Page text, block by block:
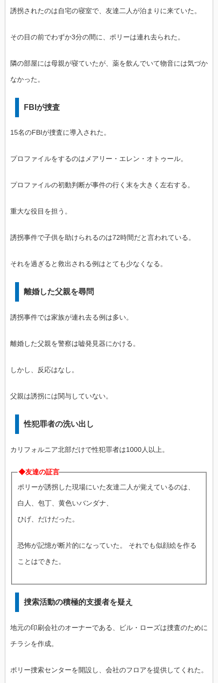
誘拐されたのは自宅の寝室で、友達二人が泊まりに来ていた。
その目の前でわずか3分の間に、ポリーは連れ去られた。
隣の部屋には母親が寝ていたが、薬を飲んでいて物音には気づか
なかった。
FBIが捜査
15名のFBIが捜査に導入された。
プロファイルをするのはメアリー・エレン・オトゥール。
プロファイルの初動判断が事件の行く末を大きく左右する。
重大な役目を担う。
誘拐事件で子供を助けられるのは72時間だと言われている。
それを過ぎると救出される例はとても少なくなる。
離婚した父親を尋問
誘拐事件では家族が連れ去る例は多い。
離婚した父親を警察は嘘発見器にかける。
しかし、反応はなし。
父親は誘拐には関与していない。
性犯罪者の洗い出し
カリフォルニア北部だけで性犯罪者は1000人以上。
◆友達の証言
ポリーが誘拐した現場にいた友達二人が覚えているのは、
白人、包丁、黄色いバンダナ、
ひげ、だけだった。
恐怖が記憶が断片的になっていた。 それでも似顔絵を作る
ことはできた。
捜索活動の積極的支援者を疑え
地元の印刷会社のオーナーである、ビル・ローズは捜査のために
チラシを作成。
ポリー捜索センターを開設し、会社のフロアを提供してくれた。